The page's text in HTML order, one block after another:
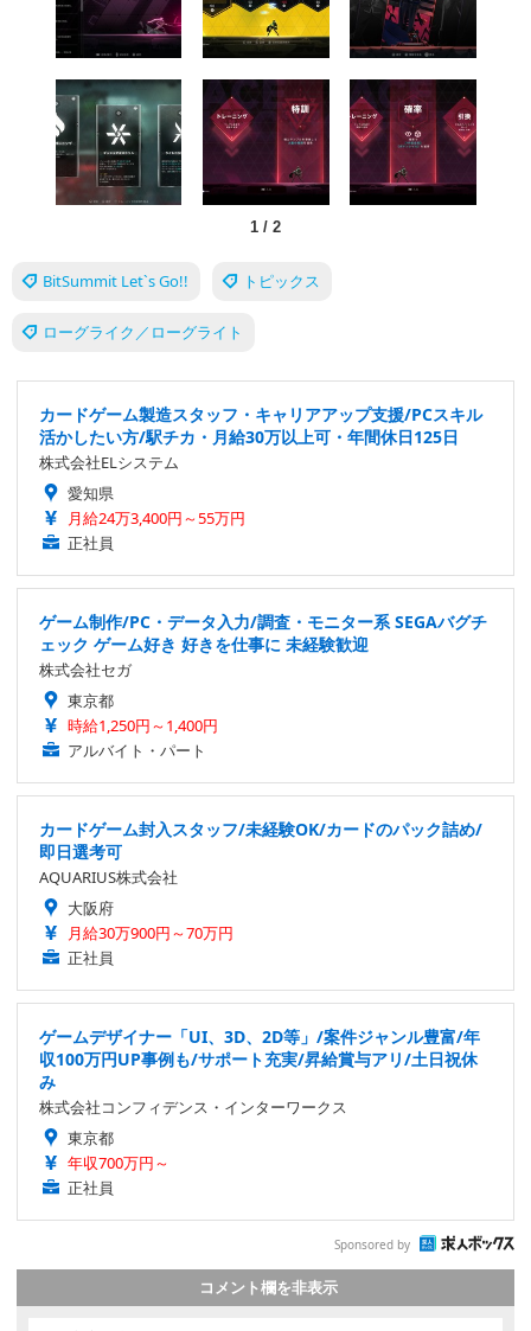
1/ 2
BitSummit Let`s Go!! トピックス
ローグライク／ローグライト
カードゲーム製造スタッフ・キャリアアップ支援/PCスキル
活かしたい方/駅チカ・月給30万以上可・年間休日125日
株式会社ELシステム
愛知県
月給24万3,400円～55万円
正社員
ゲーム制作/PC・データ入力/調査・モニター系 SEGAバグチ
ェック ゲーム好き 好きを仕事に 未経験歓迎
株式会社セガ
東京都
時給1,250円～1,400円
アルバイト・パート
カードゲーム封入スタッフ/未経験OK/カードのパック詰め/
即日選考可
AQUARIUS株式会社
大阪府
月給30万900円～70万円
正社員
ゲームデザイナー「UI、3D、2D等」/案件ジャンル豊富/年
収100万円UP事例も/サポート充実/昇給賞与アリ/土日祝休
み
株式会社コンフィデンス・インターワークス
東京都
年収700万円～
正社員
Sponsored by
コメント欄を非表示